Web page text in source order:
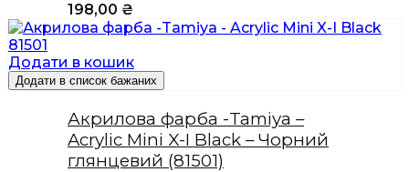
198,00 ₴
Додати в кошик
Додати в список бажаних
Акрилова фарба -Tamiya –
Acrylic Mini X-I Black – Чорний
глянцевий (81501)